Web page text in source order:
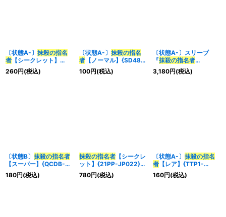
〔状態A-〕 抹殺の指名
者 【シークレット】
{LPST-JP036}《魔法》
260円(税込)
〔状態A-〕 抹殺の指名
者【ノーマル】{SD48-
JP028}《魔法》
100円(税込)
〔状態A-〕スリーブ
『抹殺の指名者
(YOT2024)』70枚入り
【-】{-}《スリーブ》
3,180円(税込)
〔状態B〕 抹殺の指名者
【スーパー】{QCDB-
JP053}《魔法》
180円(税込)
抹殺の指名者【シークレ
ット】{21PP-JP022}
《魔法》
780円(税込)
〔状態A-〕 抹殺の指名
者【レア】{TTP1-
JP087}《魔法》
160円(税込)